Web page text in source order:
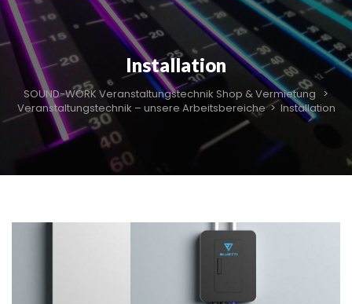
Installation
SOUND-WORK Veranstaltungstechnik Shop & Vermietung >
Veranstaltungstechnik – unsere Arbeitsbereiche> Installation